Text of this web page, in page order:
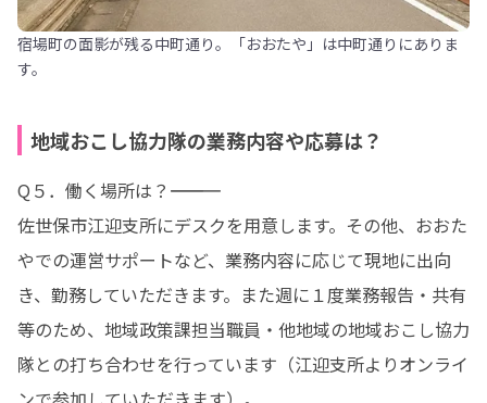
宿場町の面影が残る中町通り。「おおたや」は中町通りにありま
す。
地域おこし協力隊の業務内容や応募は？
Q５．働く場所は？―――――――――――
佐世保市江迎支所にデスクを用意します。その他、おおた
やでの運営サポートなど、業務内容に応じて現地に出向
き、勤務していただきます。また週に１度業務報告・共有
等のため、地域政策課担当職員・他地域の地域おこし協力
隊との打ち合わせを行っています（江迎支所よりオンライ